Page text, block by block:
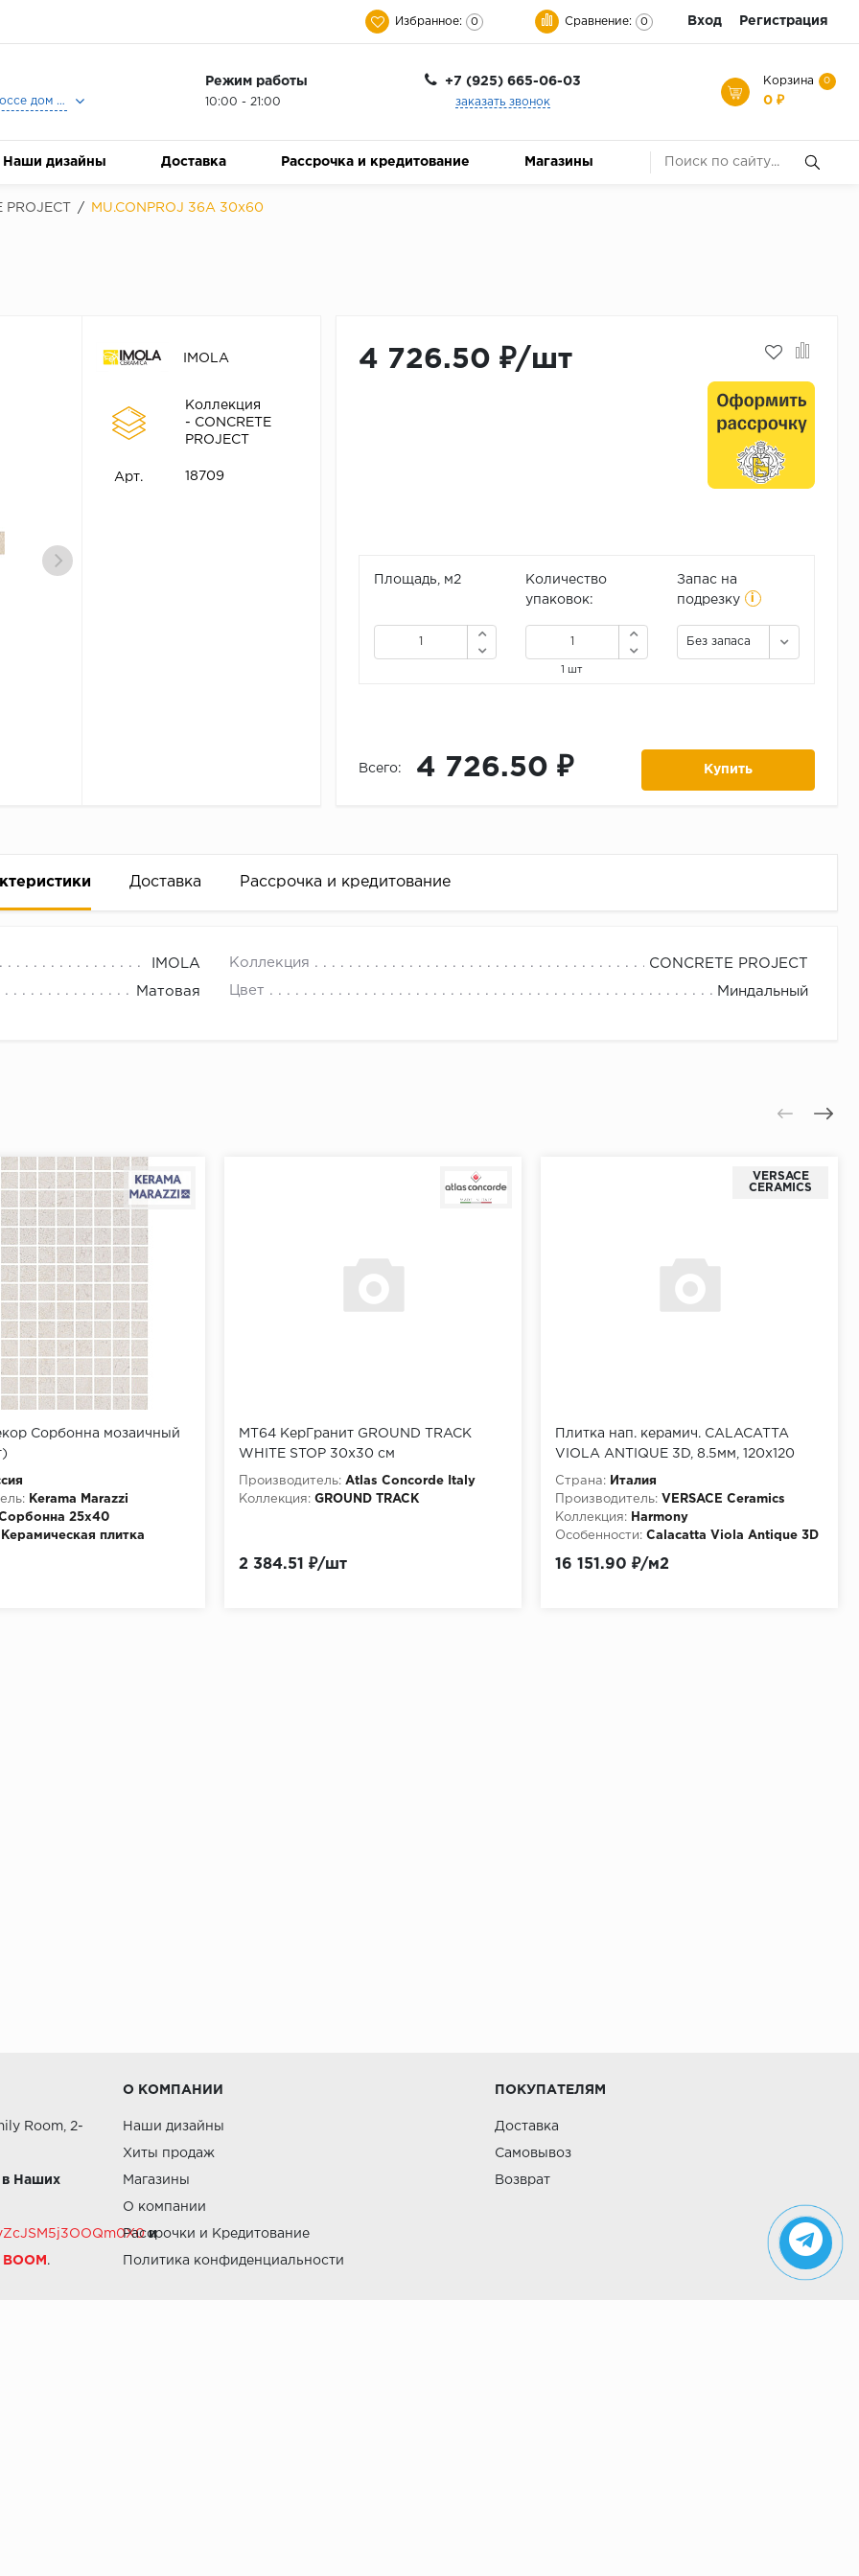
Избранное: 0 Сравнение: 0 Вход Регистрация
Москва, Ленинградское шоссе дом 25, Торговый Центр Family Room, 2-ой этаж, Магазин Керамический Бум.
Режим работы
10:00 - 21:00
+7 (925) 665-06-03
заказать звонок
Корзина 0
0 ₽
Наши дизайны Доставка Рассрочка и кредитование Магазины
PROJECT / MU.CONPROJ 36A 30x60
IMOLA
Коллекция
- CONCRETE
PROJECT
Арт. 18709
4 726.50 ₽/шт
Площадь, м2
Количество
упаковок:
1 шт
Запас на
подрезку
i
Без запаса
Всего: 4 726.50 ₽ Купить
Доставка Рассрочка и кредитование
IMOLA Коллекция CONCRETE PROJECT
Матовая Цвет Миндальный
предоставления рассрочки от 3 до 10 месяцев
Сорбонна мозаичный
Kerama Marazzi
25х40
Керамическая плитка
MT64 КерГранит GROUND TRACK
WHITE STOP 30x30 см
Производитель: Atlas Concorde Italy
Коллекция: GROUND TRACK
2 384.51 ₽/шт
VERSACE
CERAMICS
Плитка нап. керамич. CALACATTA
VIOLA ANTIQUE 3D, 8.5мм, 120x120
(0020837)
Страна:
Италия
Производитель: VERSACE Ceramics
Коллекция:
Harmony
Особенности: Calacatta Viola Antique 3D
16 151.90 ₽/м2
Room, 2-
в Наших
и
.
О КОМПАНИИ
Наши дизайны
Хиты продаж
Магазины
О компании
Рассрочки и Кредитование
Политика конфиденциальности
ПОКУПАТЕЛЯМ
Доставка
Самовывоз
Возврат